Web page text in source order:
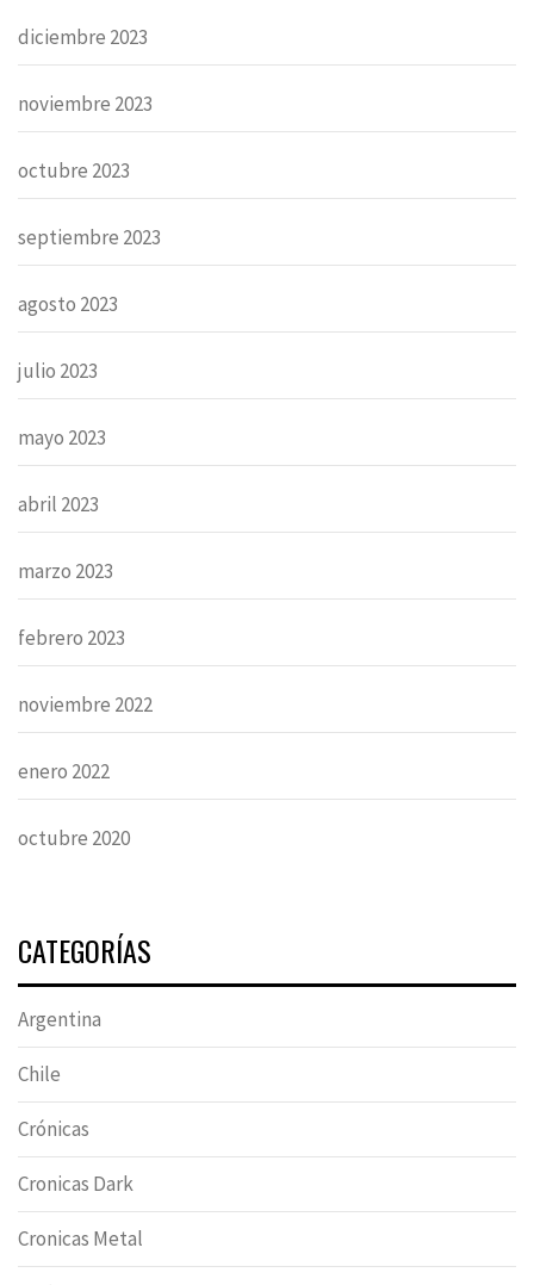
diciembre 2023
noviembre 2023
octubre 2023
septiembre 2023
agosto 2023
julio 2023
mayo 2023
abril 2023
marzo 2023
febrero 2023
noviembre 2022
enero 2022
octubre 2020
CATEGORÍAS
Argentina
Chile
Crónicas
Cronicas Dark
Cronicas Metal